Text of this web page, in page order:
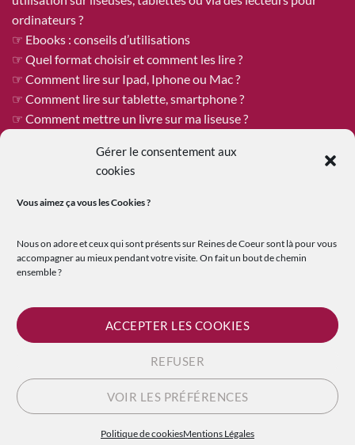
Gérer le consentement aux
cookies
Vous aimez ça vous lesCookies ?
Nous on adore et ceux qui sont présents sur Reines de Coeur sont là pour vous
accompagner au mieux pendant votre visite. On fait un bout de chemin
ensemble ?
ACCEPTER LES COOKIES
REFUSER
VOIR LES PRÉFÉRENCES
Politique de cookiesMentions Légales
ordinateurs ?
☞ Ebooks : conseils d’utilisations
☞ Quel format choisir et comment les lire ?
☞ Comment lire sur Ipad, Iphone ou Mac ?
☞ Comment lire sur tablette, smartphone ?
☞ Comment mettre un livre sur ma liseuse ?
ÊTRE PUBLIÉE CHEZ REINES DE COEUR
Vous êtes un.e auteur.e qui recherche une maison d’édition
ouverte où le travail et les échanges humains sont au premier
☞
PayPal
FAQ NOUS CONTACTER MENTIONS LÉGALES CGU ET CGV
© Reines de Coeur 2015 - 2026